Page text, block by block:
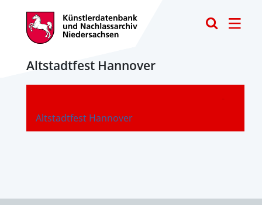
Altstadtfest Hannover
Altstadtfest Hannover
-